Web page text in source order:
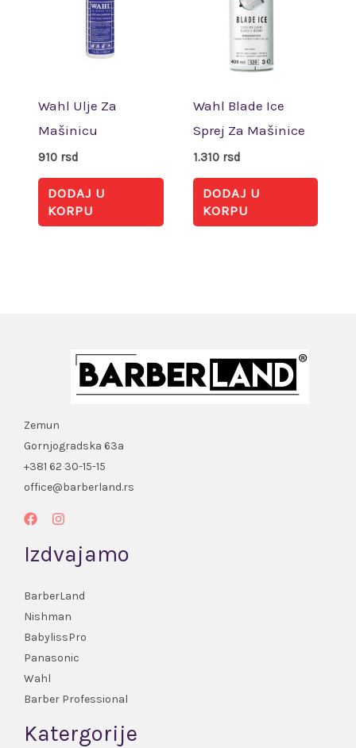
Wahl Ulje Za
Mašinicu
910 rsd
DODAJ U
KORPU
Wahl Blade Ice
Sprej Za Mašinice
1.310 rsd
DODAJ U
KORPU
Zemun
Gornjogradska 63a
+381 62 30-15-15
office@barberland.rs
Izdvajamo
BarberLand
Nishman
BabylissPro
Panasonic
Wahl
Barber Professional
Katergorije